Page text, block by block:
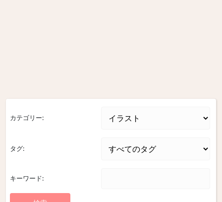
カテゴリー:
タグ:
キーワード: